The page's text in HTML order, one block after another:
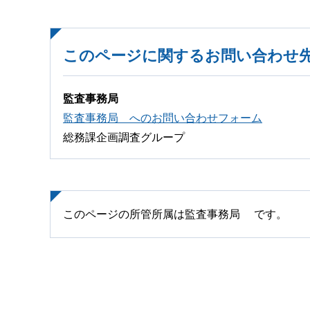
このページに関するお問い合わせ
監査事務局
監査事務局 へのお問い合わせフォーム
総務課企画調査グループ
このページの所管所属は監査事務局 です。